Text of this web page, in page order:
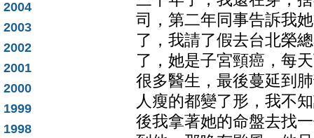
2004
2003
2002
2001
2000
1999
1998
司，第二年同事告訴我
了，我請了假去台北榮
了，她是子宮頸癌，每
很多醫生，最後蔓延到
人瘦的都變了形，我不
後我拿著她的命盤去找